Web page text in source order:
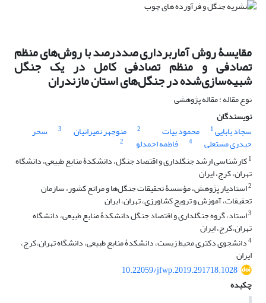
مقایسۀ روش آماربرداری صددرصد با روش‌های منظم
تصادفی و منظم تصادفی کامل در یک جنگل
شبیه‌سازی‌شده در جنگل‌های استان مازندران
نوع مقاله : مقاله پژوهشی
نویسندگان
سجاد بابایی1 محمود بیات 2 منوچهر نمیرانیان 3 سحر
حیدری مستعلی 4 فاطمه احمدلو
2
1کارشناسی ارشد جنگلداری و اقتصاد جنگل، دانشکدۀ منابع طبیعی، دانشگاه
تهران، کرج، ایران
2استادیار پژوهش، مؤسسۀ تحقیقات جنگل‌ها و مراتع کشور، سازمان
تحقیقات، آموزش و ترویج کشاورزی، تهران، ایران
3استاد، گروه جنگلداری و اقتصاد جنگل دانشکدۀ منابع طبیعی، دانشگاه
تهران،کرج، ایران
4دانشجوی دکتری محیط زیست، دانشکدۀ منابع طبیعی، دانشگاه تهران،کرج،
ایران
10.22059/jfwp.2019.291718.1028
چکیده